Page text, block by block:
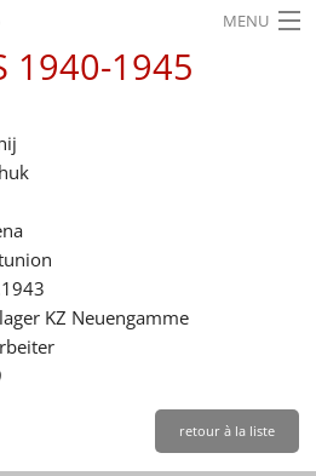
MENU
1940-1945
KZ Neuengamme
retour à la liste